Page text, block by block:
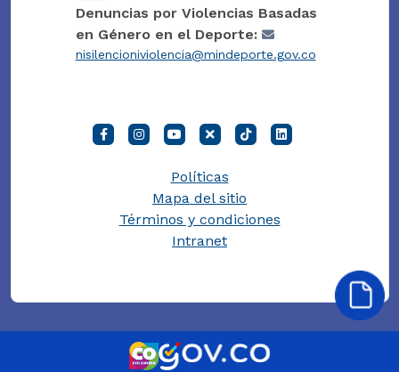
Denuncias por Violencias Basadas
en Género en el Deporte:
nisilencioniviolencia@mindeporte.gov.co
Políticas
Mapa del sitio
Términos y condiciones
Intranet